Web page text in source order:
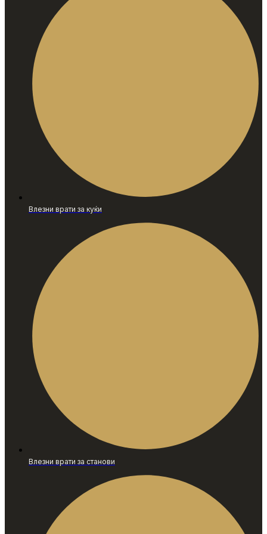
Влезни врати за куќи
Влезни врати за станови